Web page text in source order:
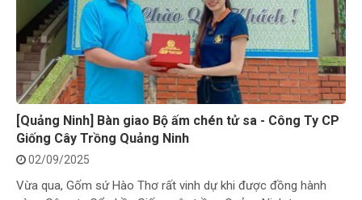
[Quảng Ninh] Bàn giao Bộ ấm chén tử sa - Công Ty CP
Giống Cây Trồng Quảng Ninh
02/09/2025
Vừa qua, Gốm sứ Hào Thơ rất vinh dự khi được đồng hành